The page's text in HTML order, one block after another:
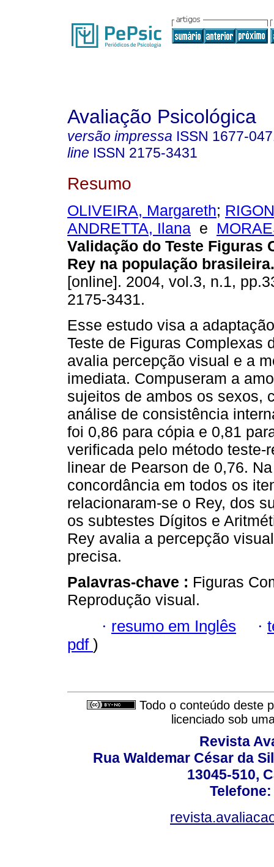
Avaliação Psicológica
versão impressa ISSN 1677-
line ISSN 2175-3431
Resumo
OLIVEIRA, Margareth;
ANDRETTA, Ilana e
Validação do Teste Figuras
Rey na população brasileira.
[online]. 2004, vol.3, n.1,
2175-3431.
Esse estudo visa a
Teste de Figuras Complexas
avalia percepção visual e a
imediata. Compuseram a
sujeitos de ambos os sexos,
análise de consistência
foi 0,86 para cópia e 0,81
verificada pelo método teste-
linear de Pearson de 0,76.
concordância em todos os
relacionaram-se o Rey, dos
os subtestes Dígitos e
Rey avalia a percepção
precisa.
Palavras-chave : Figuras
Reprodução visual.
· resumo em Inglês ·
pdf )
Todo o conteúdo deste
licenciado sob
Revista
Rua Waldemar César da
13045-510,
Telefone: